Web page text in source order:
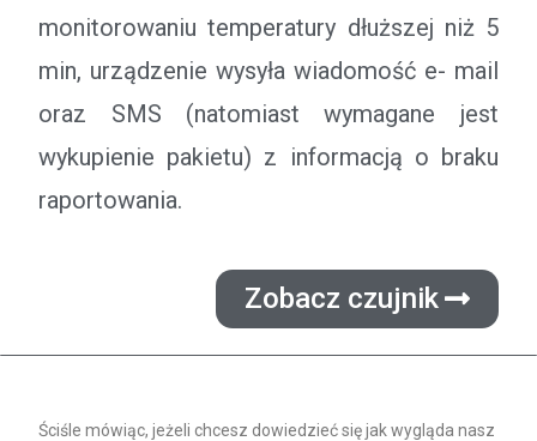
monitorowaniu temperatury dłuższej niż 5
min, urządzenie wysyła wiadomość e- mail
oraz SMS (natomiast wymagane jest
wykupienie pakietu) z informacją o braku
raportowania.
Zobacz czujnik
Ściśle mówiąc, jeżeli chcesz dowiedzieć się jak wygląda nasz